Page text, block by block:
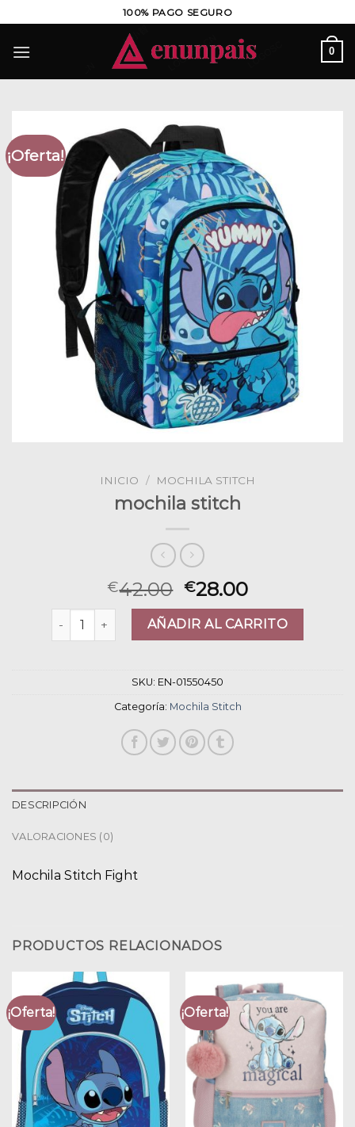
al
contenido
100% PAGO SEGURO
0
¡Oferta!
INICIO / MOCHILA STITCH
mochila stitch
€42.00 €28.00
mochila stitch cantidadAÑADIR AL CARRITO
SKU: EN-01550450
Categoría: Mochila Stitch
DESCRIPCIÓN
VALORACIONES (0)
Mochila Stitch Fight
PRODUCTOS RELACIONADOS
¡Oferta! ¡Oferta!